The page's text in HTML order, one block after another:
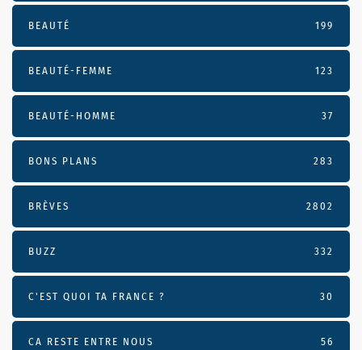
BEAUTÉ 199
BEAUTÉ-FEMME 123
BEAUTÉ-HOMME 37
BONS PLANS 283
BRÈVES 2802
BUZZ 332
C'EST QUOI TA FRANCE ? 30
CA RESTE ENTRE NOUS 56